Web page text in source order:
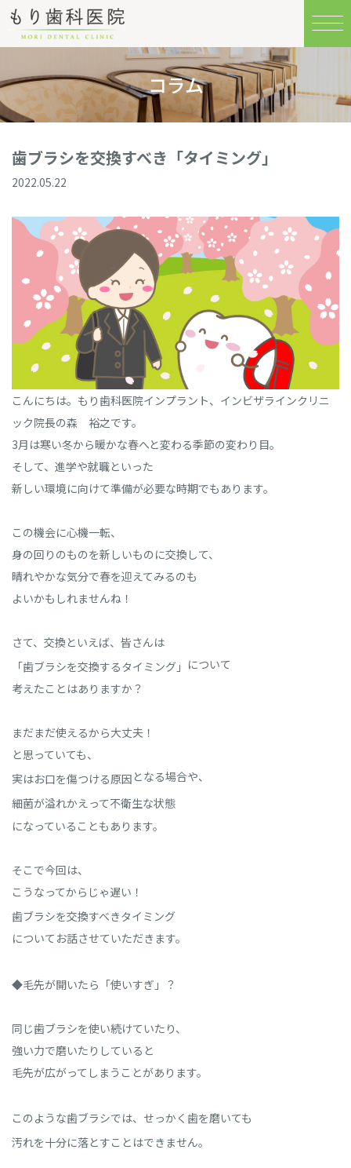
コラム
歯ブラシを交換すべき「タイミング」
2022.05.22
こんにちは。もり歯科医院インプラント、インビザラインクリニ
ック院長の森 裕之です。
3月は寒い冬から暖かな春へと変わる季節の変わり目。
そして、進学や就職といった
新しい環境に向けて準備が必要な時期でもあります。
この機会に心機一転、
身の回りのものを新しいものに交換して、
晴れやかな気分で春を迎えてみるのも
よいかもしれませんね！
さて、交換といえば、皆さんは
「歯ブラシを交換するタイミング」 について
考えたことはありますか？
まだまだ使えるから大丈夫！
と思っていても、
実はお口を傷つける原因 となる場合や、
細菌が溢れかえって不衛生な状態
になっていることもあります。
そこで今回は、
こうなってからじゃ遅い！
歯ブラシを交換すべきタイミング
についてお話させていただきます。
◆毛先が開いたら「使いすぎ」？
同じ歯ブラシを使い続けていたり、
強い力で磨いたりしていると
毛先が広がってしまうことがあります。
このような歯ブラシでは、せっかく歯を磨いても
汚れを十分に落とすことはできません。